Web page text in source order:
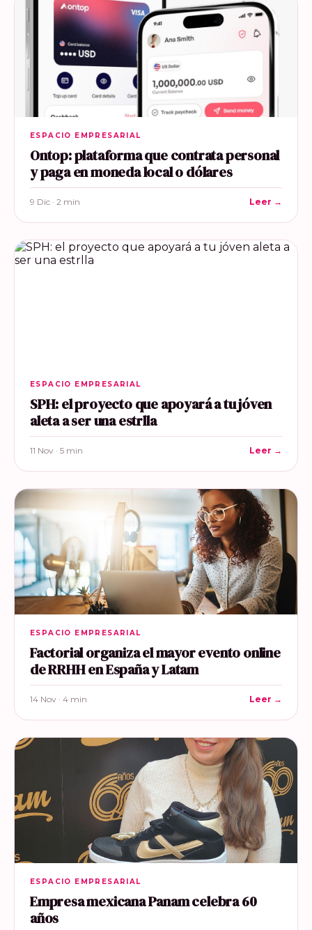
ESPACIO EMPRESARIAL
Ontop: plataforma que contrata personal
y paga en moneda local o dólares
9 Dic · 2 min Leer →
ESPACIO EMPRESARIAL
SPH: el proyecto que apoyará a tu jóven
aleta a ser una estrlla
11 Nov · 5 min Leer →
ESPACIO EMPRESARIAL
Factorial organiza el mayor evento online
de RRHH en España y Latam
14 Nov · 4 min Leer →
ESPACIO EMPRESARIAL
Empresa mexicana Panam celebra 60
años